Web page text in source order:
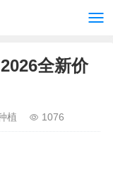
全新价
植 1076